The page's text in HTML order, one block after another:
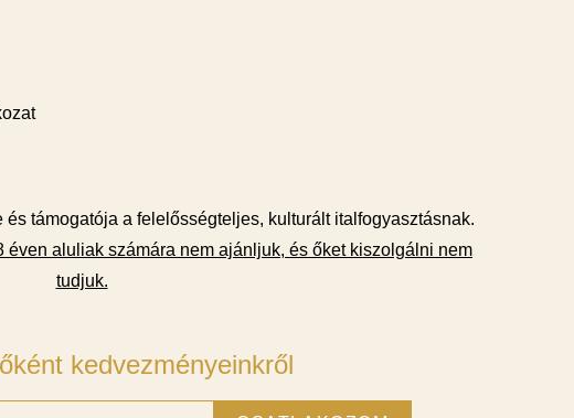
támogatója a felelősségteljes, kulturált italfogyasztásnak.
éven aluliak számára nem ajánljuk, és őket kiszolgálni nem
tudjuk.
kedvezményeinkről